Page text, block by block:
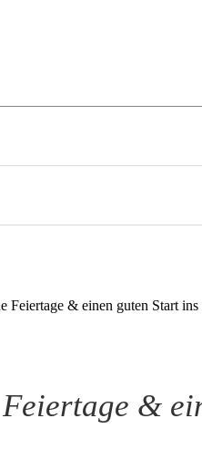
Feiertage & einen guten Start ins
&